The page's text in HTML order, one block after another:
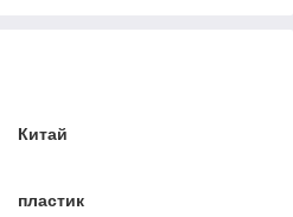
Китай
пластик